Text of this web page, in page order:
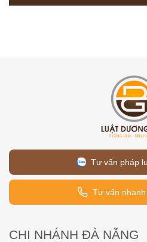
Tư vấn pháp
Tư vấn
CHI NHÁNH ĐÀ NẴNG